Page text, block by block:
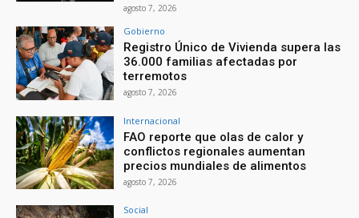
agosto 7, 2026
Gobierno
Registro Único de Vivienda supera las
36.000 familias afectadas por
terremotos
agosto 7, 2026
Internacional
FAO reporte que olas de calor y
conflictos regionales aumentan
precios mundiales de alimentos
agosto 7, 2026
Social